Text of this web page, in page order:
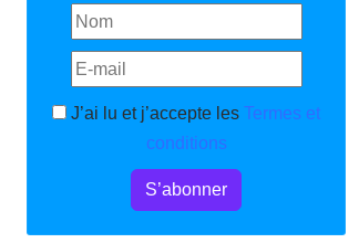
J’ai lu et j’accepte les Termes et
conditions
S’abonner